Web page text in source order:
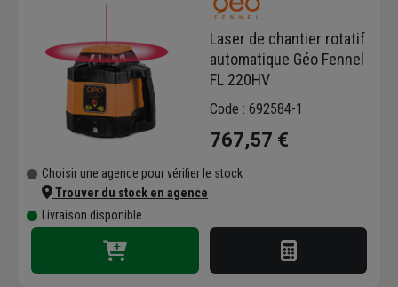
Laser de chantier rotatif
automatique Géo Fennel
FL 220HV
Code : 692584-1
767,57 €
Choisir une agence pour vérifier le stock
Trouver du stock en agence
Livraison disponible